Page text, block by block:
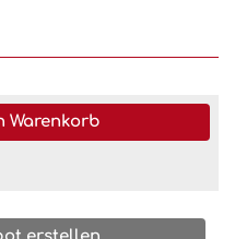
Warenkorb